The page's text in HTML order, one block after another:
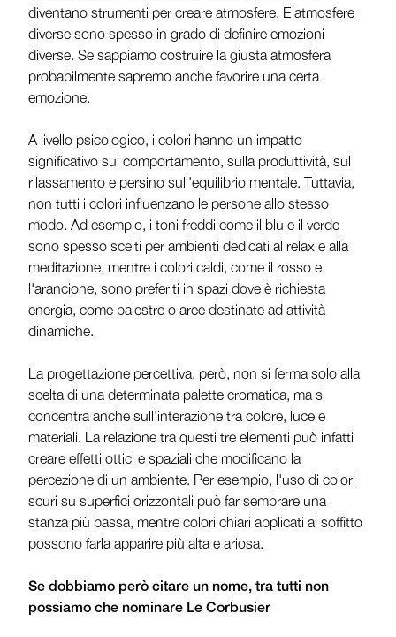
diventano strumenti per creare atmosfere. E atmosfere
diverse sono spesso in grado di definire emozioni
diverse. Se sappiamo costruire la giusta atmosfera
probabilmente sapremo anche favorire una certa
emozione.
A livello psicologico, i colori hanno un impatto
significativo sul comportamento, sulla produttività, sul
rilassamento e persino sull'equilibrio mentale. Tuttavia,
non tutti i colori influenzano le persone allo stesso
modo. Ad esempio, i toni freddi come il blu e il verde
sono spesso scelti per ambienti dedicati al relax e alla
meditazione, mentre i colori caldi, come il rosso e
l'arancione, sono preferiti in spazi dove è richiesta
energia, come palestre o aree destinate ad attività
dinamiche.
La progettazione percettiva, però, non si ferma solo alla
scelta di una determinata palette cromatica, ma si
concentra anche sull'interazione tra colore, luce e
materiali. La relazione tra questi tre elementi può infatti
creare effetti ottici e spaziali che modificano la
percezione di un ambiente. Per esempio, l'uso di colori
scuri su superfici orizzontali può far sembrare una
stanza più bassa, mentre colori chiari applicati al soffitto
possono farla apparire più alta e ariosa.
Se dobbiamo però citare un nome, tra tutti non
possiamo che nominare Le Corbusier